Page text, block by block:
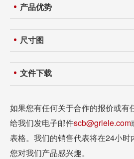
产品优势
尺寸图
文件下载
如果您有任何关于合作的报价或有
给我们发电子邮件scb@grlele.com
表格。我们的销售代表将在24小时
您对我们产品感兴趣。